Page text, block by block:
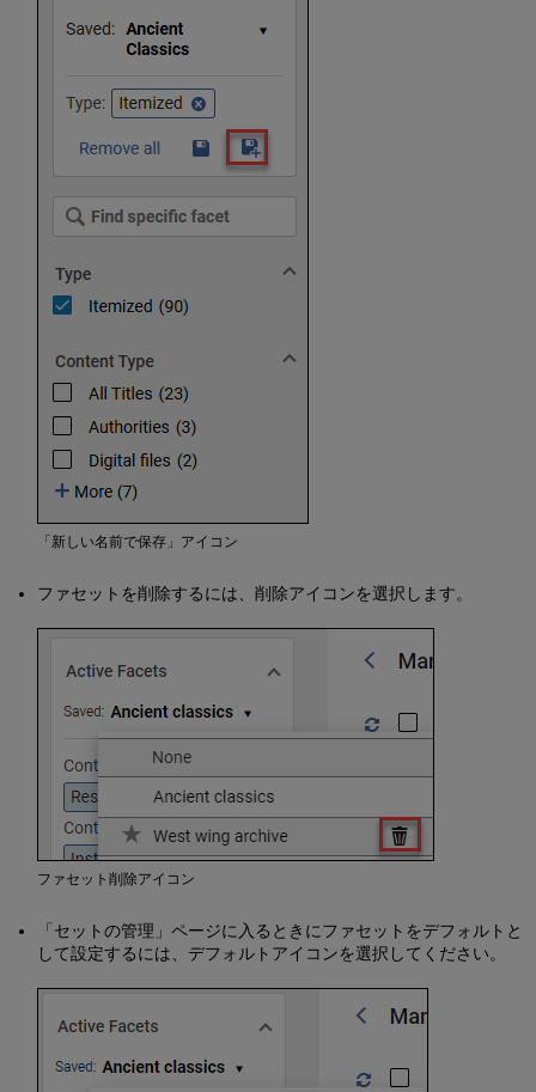
イ
ズ
カ
タ
マ
メ
ニ
ー
へ
の
ア
ク
セ
セ
ョ
表
示
の
カ
ス
タ
マ
イ
ア
ク
シ
ョ
リ
ス
「新しい名前で保存」アイコン
ファセットを削除するには、削除アイコンを選択します。
ファセット削除アイコン
「セットの管理」ページに入るときにファセットをデフォルトと
して設定するには、デフォルトアイコンを選択してください。